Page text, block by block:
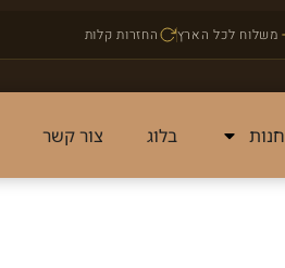
משלוח לכל הארץ החזרות קלות
חנות בלוג צור קשר